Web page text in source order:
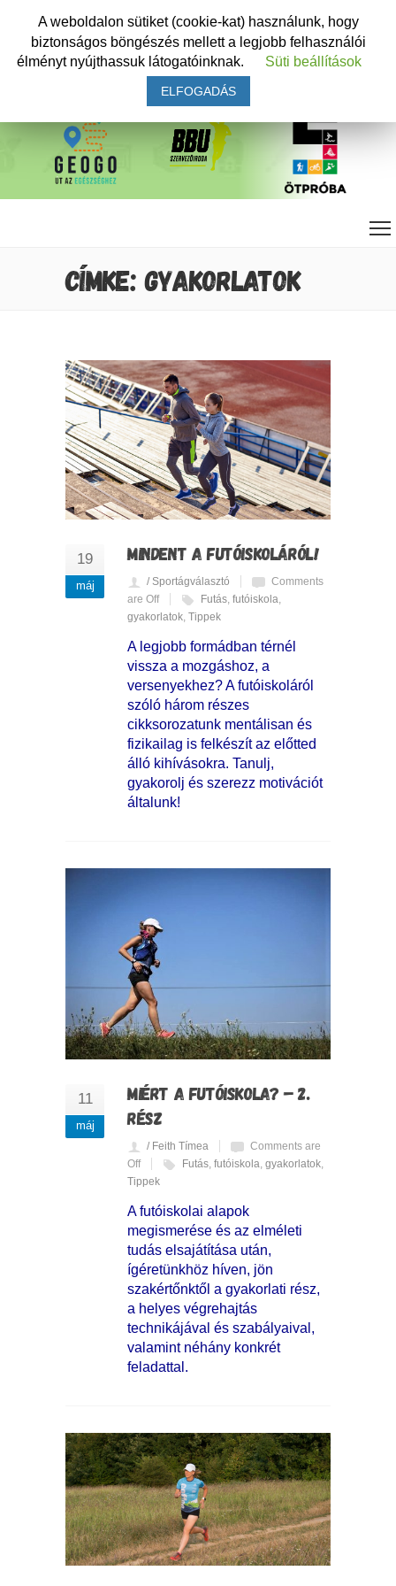
CÍMKE: GYAKORLATOK
19
máj
MINDENT A FUTÓISKOLÁRÓL!
/ Sportágválasztó
Comments
are Off
Futás, futóiskola,
gyakorlatok, Tippek
A legjobb formádban térnél
vissza a mozgáshoz, a
versenyekhez? A futóiskoláról
szóló három részes
cikksorozatunk mentálisan és
fizikailag is felkészít az előtted
álló kihívásokra. Tanulj,
gyakorolj és szerezz motivációt
általunk!
11
máj
MIÉRT A FUTÓISKOLA? – 2.
RÉSZ
/ Feith Tímea
Comments are
Off
Futás, futóiskola, gyakorlatok,
Tippek
A futóiskolai alapok
megismerése és az elméleti
tudás elsajátítása után,
ígéretünkhöz híven, jön
szakértőnktől a gyakorlati rész,
a helyes végrehajtás
technikájával és szabályaival,
valamint néhány konkrét
feladattal.
A weboldalon sütiket (cookie-kat) használunk, hogy
biztonságos böngészés mellett a legjobb felhasználói
élményt nyújthassuk látogatóinknak.
Süti beállítások
ELFOGADÁS